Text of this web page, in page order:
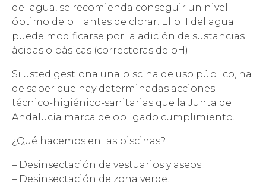
del agua, se recomienda conseguir un nivel
óptimo de pH antes de clorar. El pH del agua
puede modificarse por la adición de sustancias
ácidas o básicas (correctoras de pH).
Si usted gestiona una piscina de uso público, ha
de saber que hay determinadas acciones
técnico-higiénico-sanitarias que la Junta de
Andalucía marca de obligado cumplimiento.
¿Qué hacemos en las piscinas?
– Desinsectación de vestuarios y aseos.
– Desinsectación de zona verde.